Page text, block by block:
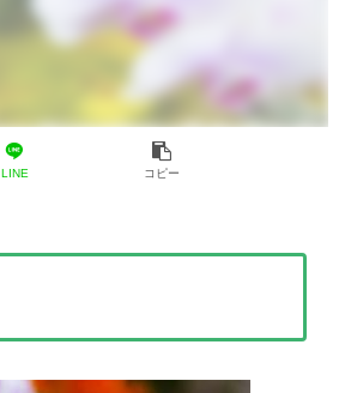
LINE コピー